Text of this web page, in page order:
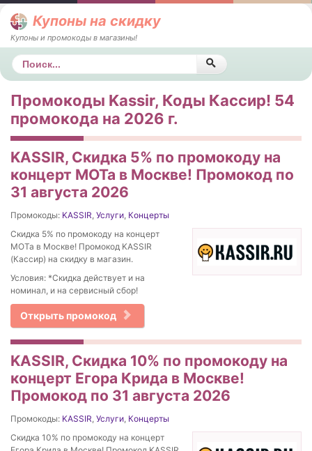
Купоны на скидку
Купоны и промокоды в магазины!
Поиск
Промокоды Kassir, Коды Кассир! 54
промокода на 2026 г.
KASSIR, Скидка 5% по промокоду на
концерт МОТа в Москве! Промокод по
31 августа 2026
Промокоды: KASSIR, Услуги, Концерты
Скидка 5% по промокоду на концерт
МОТа в Москве! Промокод KASSIR
(Кассир) на скидку в магазин.
Условия: *Скидка действует и на
номинал, и на сервисный сбор!
Открыть промокод
KASSIR, Скидка 10% по промокоду на
концерт Егора Крида в Москве!
Промокод по 31 августа 2026
Промокоды: KASSIR, Услуги, Концерты
Скидка 10% по промокоду на концерт